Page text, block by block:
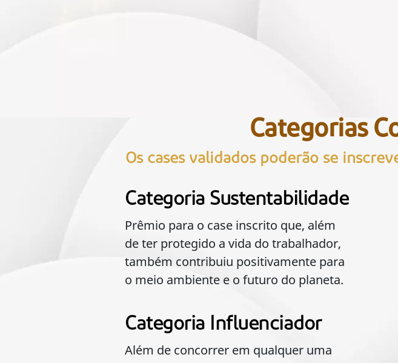
Categorias
Os cases validados poderão se
Categoria Sustentabilidade
Prêmio para o case inscrito que, além
de ter protegido a vida do trabalhador,
também contribuiu positivamente para
o meio ambiente e o futuro do planeta.
Categoria Influenciador
Além de concorrer em qualquer uma